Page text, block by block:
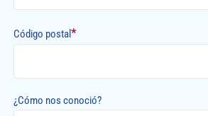
Código postal*
¿Cómo nos conoció?